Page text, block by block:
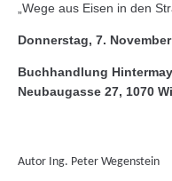
„Wege aus Eisen in den
Donnerstag, 7.
Buchhandlung
Neubaugasse 27, 1070
Autor Ing. Peter Wegenstein